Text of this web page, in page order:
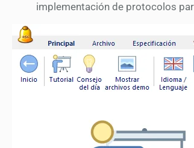
implementación de protocolos